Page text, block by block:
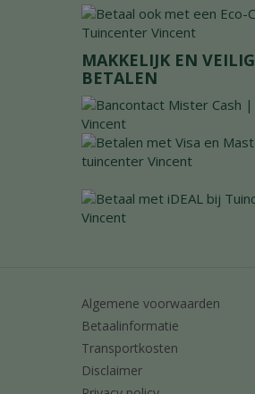
MAKKELIJK EN VEILIG
BETALEN
Algemene voorwaarden
Betaalinformatie
Transportkosten
Disclaimer